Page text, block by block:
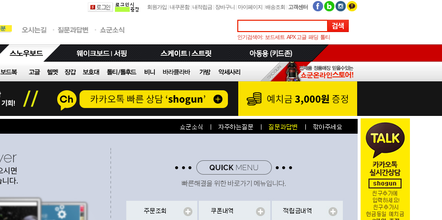
회원가입 |내쿠폰함 |내적립금 | 장바구니 | 마이페이지 |배송조회 | 고객센터
인기검색어: 보드세트 APX 고글 패딩 톨티